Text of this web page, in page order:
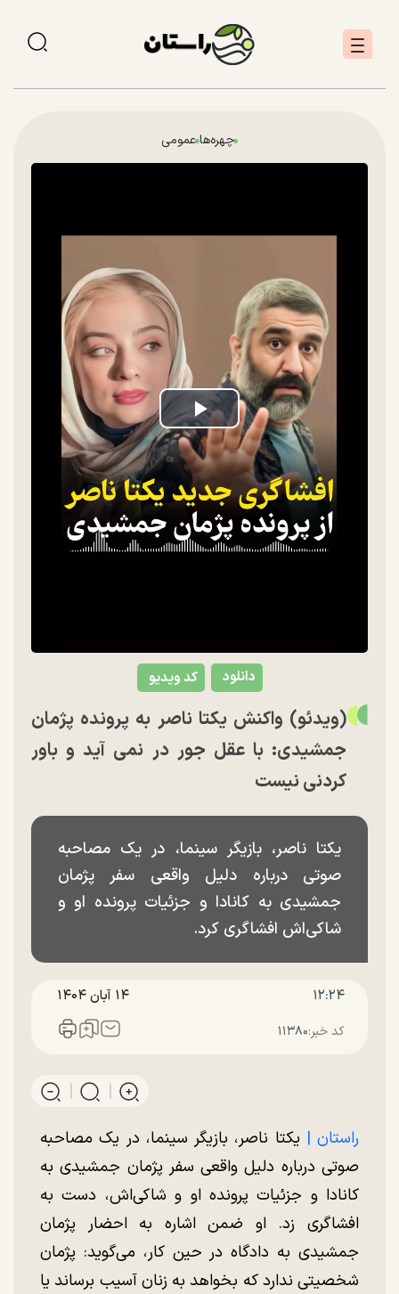
چهره‌هاعمومی
Play
Video
کد ویدیو دانلود
(ویدئو) واکنش یکتا ناصر به پرونده پژمان
جمشیدی: با عقل جور در نمی‌ آید و باور
کردنی نیست
یکتا ناصر، بازیگر سینما، در یک مصاحبه
صوتی درباره دلیل واقعی سفر پژمان
جمشیدی به کانادا و جزئیات پرونده او و
شاکی‌اش افشاگری کرد.
۱۲:۲۴ ۱۴ آبان ۱۴۰۴
کد خبر:۱۱۳۸۰
راستان | یکتا ناصر، بازیگر سینما، در یک مصاحبه
صوتی درباره دلیل واقعی سفر پژمان جمشیدی به
کانادا و جزئیات پرونده او و شاکی‌اش، دست به
افشاگری زد. او ضمن اشاره به احضار پژمان
جمشیدی به دادگاه در حین کار، می‌گوید: پژمان
شخصیتی ندارد که بخواهد به زنان آسیب برساند یا